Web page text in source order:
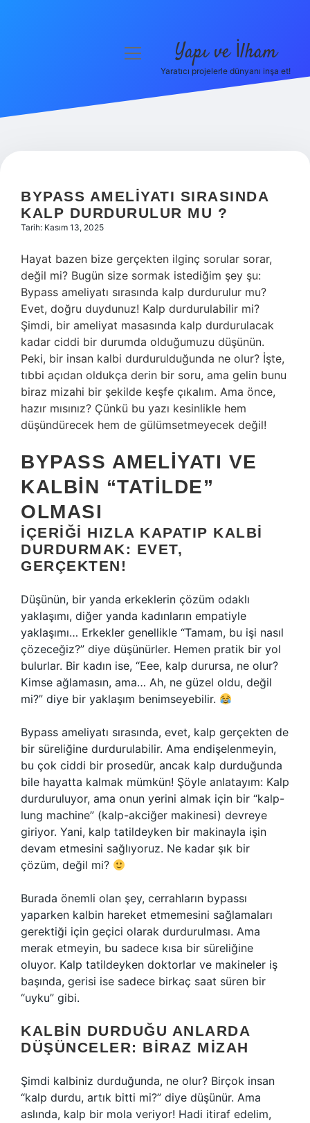
Hakkımızda
menüyü
Yapı ve İlham
Yaratıcı projelerle dünyanı inşa et!
BYPASS AMELIYATI SIRASINDA
KALP DURDURULUR MU ?
Tarih: Kasım 13, 2025
Hayat bazen bize gerçekten ilginç sorular sorar,
değil mi? Bugün size sormak istediğim şey şu:
Bypass ameliyatı sırasında kalp durdurulur mu?
Evet, doğru duydunuz! Kalp durdurulabilir mi?
Şimdi, bir ameliyat masasında kalp durdurulacak
kadar ciddi bir durumda olduğumuzu düşünün.
Peki, bir insan kalbi durdurulduğunda ne olur? İşte,
tıbbi açıdan oldukça derin bir soru, ama gelin bunu
biraz mizahi bir şekilde keşfe çıkalım. Ama önce,
hazır mısınız? Çünkü bu yazı kesinlikle hem
düşündürecek hem de gülümsetmeyecek değil!
BYPASS AMELIYATI VE
KALBIN “TATILDE”
OLMASI
İÇERIĞI HIZLA KAPATIP KALBI
DURDURMAK: EVET,
GERÇEKTEN!
Düşünün, bir yanda erkeklerin çözüm odaklı
yaklaşımı, diğer yanda kadınların empatiyle
yaklaşımı… Erkekler genellikle “Tamam, bu işi nasıl
çözeceğiz?” diye düşünürler. Hemen pratik bir yol
bulurlar. Bir kadın ise, “Eee, kalp durursa, ne olur?
Kimse ağlamasın, ama… Ah, ne güzel oldu, değil
mi?” diye bir yaklaşım benimseyebilir.
Bypass ameliyatı sırasında, evet, kalp gerçekten de
bir süreliğine durdurulabilir. Ama endişelenmeyin,
bu çok ciddi bir prosedür, ancak kalp durduğunda
bile hayatta kalmak mümkün! Şöyle anlatayım: Kalp
durduruluyor, ama onun yerini almak için bir “kalp-
lung machine” (kalp-akciğer makinesi) devreye
giriyor. Yani, kalp tatildeyken bir makinayla işin
devam etmesini sağlıyoruz. Ne kadar şık bir
çözüm, değil mi?
Burada önemli olan şey, cerrahların bypassı
yaparken kalbin hareket etmemesini sağlamaları
gerektiği için geçici olarak durdurulması. Ama
merak etmeyin, bu sadece kısa bir süreliğine
oluyor. Kalp tatildeyken doktorlar ve makineler iş
başında, gerisi ise sadece birkaç saat süren bir
“uyku” gibi.
KALBIN DURDUĞU ANLARDA
DÜŞÜNCELER: BIRAZ MIZAH
Şimdi kalbiniz durduğunda, ne olur? Birçok insan
“kalp durdu, artık bitti mi?” diye düşünür. Ama
aslında, kalp bir mola veriyor! Hadi itiraf edelim,